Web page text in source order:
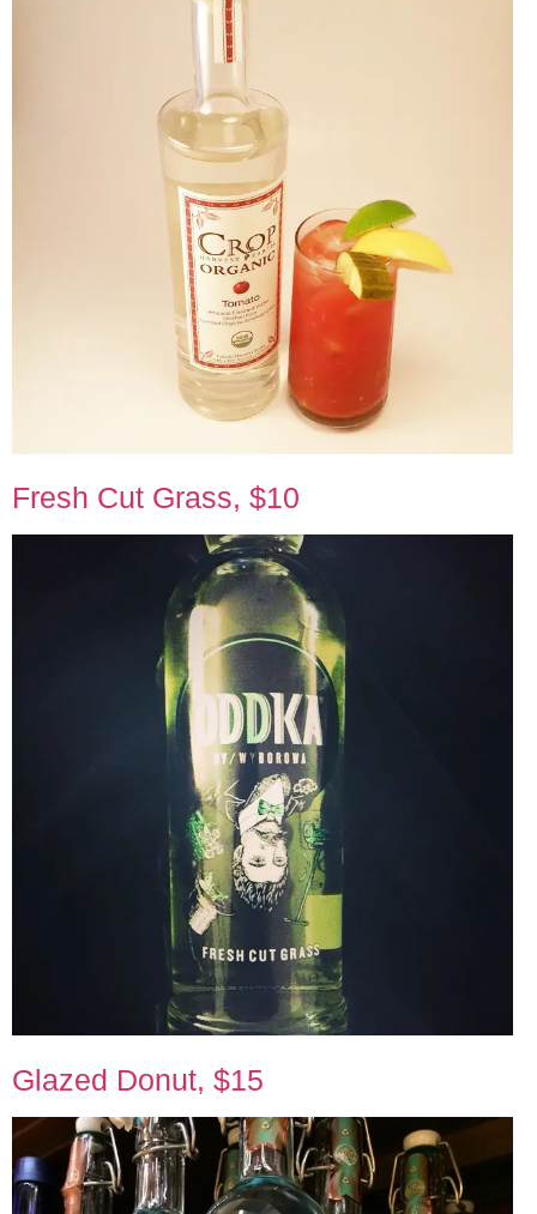
Fresh Cut Grass, $10
Glazed Donut, $15